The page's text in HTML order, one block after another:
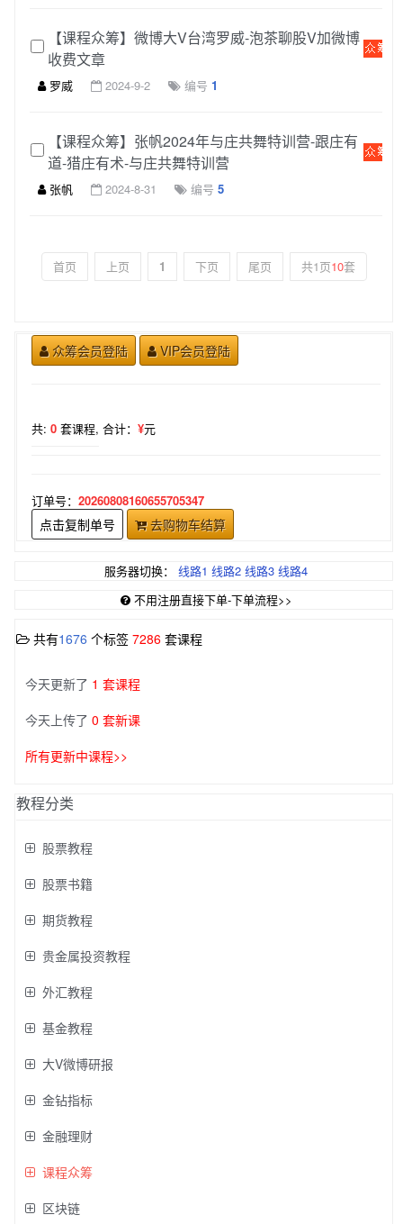
【课程众筹】微博大V台湾罗威-泡茶聊股V加微博
收费文章
罗威 2024-9-2 编号 1
【课程众筹】张帆2024年与庄共舞特训营-跟庄有
道-猎庄有术-与庄共舞特训营
张帆 2024-8-31 编号 5
首页 上页 1 下页 尾页 共1页10套
众筹会员登陆 VIP会员登陆
共: 0 套课程, 合计： ¥元
订单号： 20260808160655705347
点击复制单号 去购物车结算
服务器切换： 线路1 线路2 线路3 线路4
不用注册直接下单-下单流程>>
共有1676 个标签 7286 套课程
今天更新了 1 套课程
今天上传了 0 套新课
所有更新中课程>>
教程分类
股票教程
股票书籍
期货教程
贵金属投资教程
外汇教程
基金教程
大V微博研报
金钻指标
金融理财
课程众筹
区块链